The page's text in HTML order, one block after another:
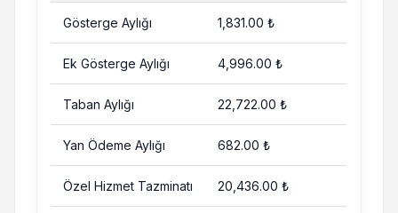
Gösterge Aylığı 1,831.00 ₺
Ek Gösterge Aylığı 4,996.00 ₺
Taban Aylığı 22,722.00 ₺
Yan Ödeme Aylığı 682.00 ₺
Özel Hizmet Tazminatı 20,436.00 ₺